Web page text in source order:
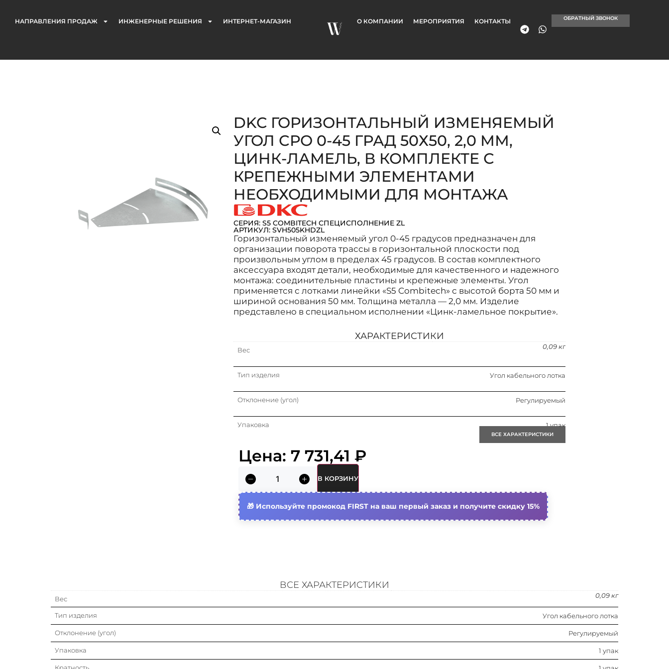
НАПРАВЛЕНИЯ ПРОДАЖ ИНЖЕНЕРНЫЕ РЕШЕНИЯ ИНТЕРНЕТ-МАГАЗИН О КОМПАНИИ МЕРОПРИЯТИЯ КОНТАКТЫ ОБРАТНЫЙ ЗВОНОК
DKC ГОРИЗОНТАЛЬНЫЙ ИЗМЕНЯЕМЫЙ
УГОЛ СРО 0-45 ГРАД 50Х50, 2,0 ММ,
ЦИНК-ЛАМЕЛЬ, В КОМПЛЕКТЕ С
КРЕПЕЖНЫМИ ЭЛЕМЕНТАМИ
НЕОБХОДИМЫМИ ДЛЯ МОНТАЖА
СЕРИЯ: S5 COMBITECH СПЕЦИСПОЛНЕНИЕ ZL
АРТИКУЛ: SVH505KHDZL
Горизонтальный изменяемый угол 0-45 градусов предназначен для
организации поворота трассы в горизонтальной плоскости под
произвольным углом в пределах 45 градусов. В состав комплектного
аксессуара входят детали, необходимые для качественного и надежного
монтажа: соединительные пластины и крепежные элементы. Угол
применяется с лотками линейки «S5 Combitech» с высотой борта 50 мм и
шириной основания 50 мм. Толщина металла — 2,0 мм. Изделие
представлено в специальном исполнении «Цинк-ламельное покрытие».
ХАРАКТЕРИСТИКИ
Вес 0,09 кг
Тип изделия Угол кабельного лотка
Отклонение (угол) Регулируемый
Упаковка 1 упак
Кратность
Nato монтажные отверстия
Высота кабельного лотка 50 мм
Модель/исполнение С соединит. разъемом в комплекте
ВСЕ ХАРАКТЕРИСТИКИ
Цена: 7 731,41 ₽
В КОРЗИНУ
Используйте промокод FIRST на ваш первый заказ и получите скидку 15%
ВСЕ ХАРАКТЕРИСТИКИ
Вес 0,09 кг
Тип изделия Угол кабельного лотка
Отклонение (угол) Регулируемый
Упаковка 1 упак